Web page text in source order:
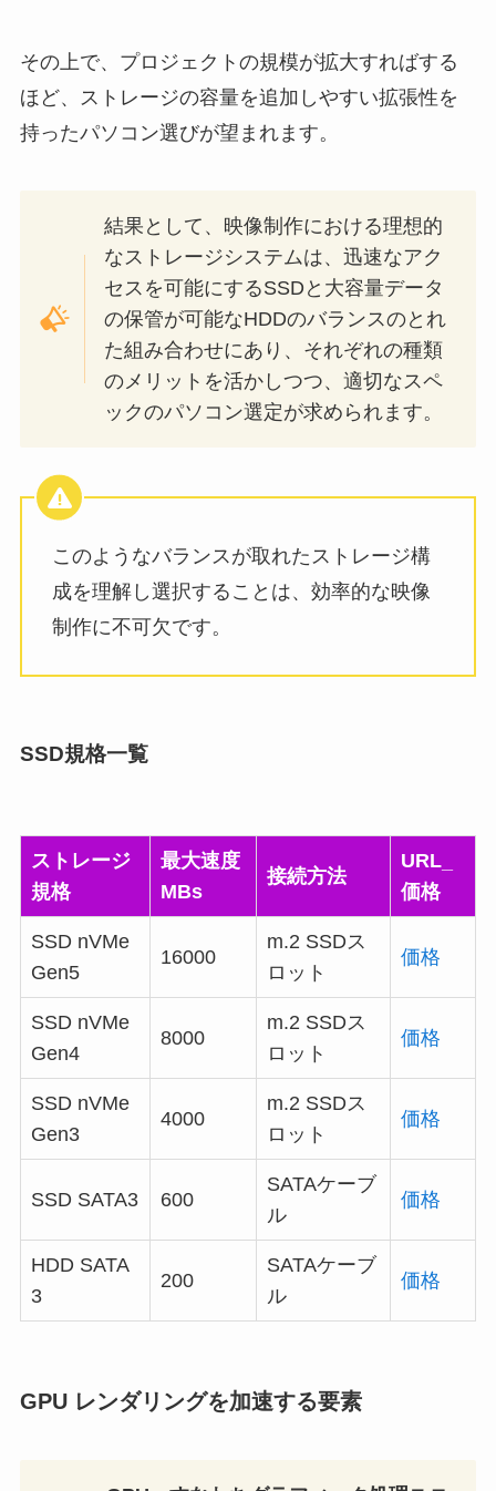
その上で、プロジェクトの規模が拡大すればする
ほど、ストレージの容量を追加しやすい拡張性を
持ったパソコン選びが望まれます。
結果として、映像制作における理想的
なストレージシステムは、迅速なアク
セスを可能にするSSDと大容量データ
の保管が可能なHDDのバランスのとれ
た組み合わせにあり、それぞれの種類
のメリットを活かしつつ、適切なスペ
ックのパソコン選定が求められます。
このようなバランスが取れたストレージ構
成を理解し選択することは、効率的な映像
制作に不可欠です。
SSD規格一覧
ストレージ
規格
最大速度
MBs
接続方法
URL_
価格
SSD nVMe
Gen5
16000
m.2 SSDス
ロット
価格
SSD nVMe
Gen4
8000
m.2 SSDス
ロット
価格
SSD nVMe
Gen3
4000
m.2 SSDス
ロット
価格
SSD SATA3 600
SATAケーブ
ル
価格
HDD SATA
3
200
SATAケーブ
ル
価格
GPU レンダリングを加速する要素